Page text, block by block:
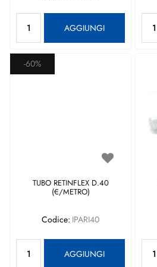
AGGIUNGI
-60%
TUBO RETINFLEX D.40
(€/METRO)
Codice: IPARI40
AGGIUNGI